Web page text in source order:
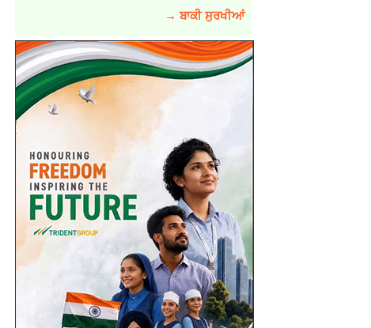
→ ਬਾਕੀ ਸੁਰਖੀਆਂ